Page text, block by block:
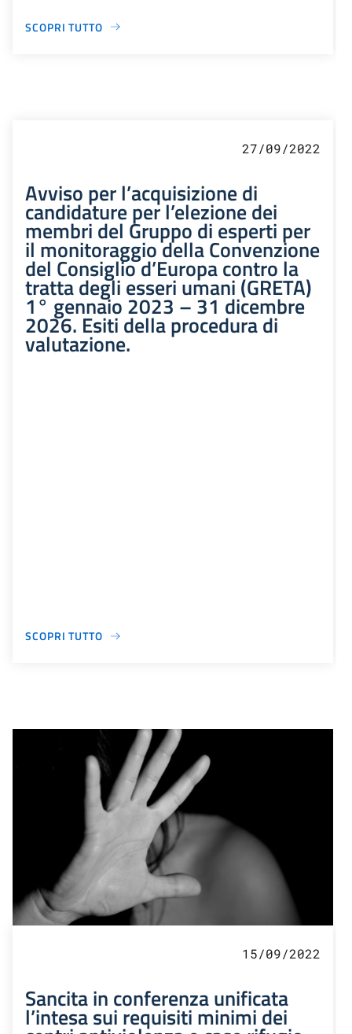
SCOPRI TUTTO
27/09/2022
Avviso per l’acquisizione di
candidature per l’elezione dei
membri del Gruppo di esperti per
il monitoraggio della Convenzione
del Consiglio d’Europa contro la
tratta degli esseri umani (GRETA)
1° gennaio 2023 – 31 dicembre
2026. Esiti della procedura di
valutazione.
SCOPRI TUTTO
15/09/2022
Sancita in conferenza unificata
l’intesa sui requisiti minimi dei